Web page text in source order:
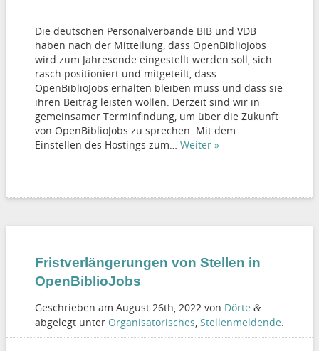
Die deutschen Personalverbände BIB und VDB
haben nach der Mitteilung, dass OpenBiblioJobs
wird zum Jahresende eingestellt werden soll, sich
rasch positioniert und mitgeteilt, dass
OpenBiblioJobs erhalten bleiben muss und dass sie
ihren Beitrag leisten wollen. Derzeit sind wir in
gemeinsamer Terminfindung, um über die Zukunft
von OpenBiblioJobs zu sprechen. Mit dem
Einstellen des Hostings zum… Weiter »
Fristverlängerungen von Stellen in
OpenBiblioJobs
Geschrieben am August 26th, 2022 von Dörte &
abgelegt unter Organisatorisches Stellenmeldende